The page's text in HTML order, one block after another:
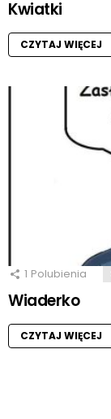
Kwiatki
CZYTAJ WIĘCEJ
1 Polubienia
Wiaderko
CZYTAJ WIĘCEJ